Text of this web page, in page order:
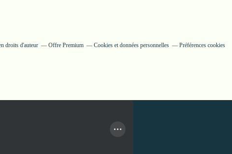
droits d'auteur Offre Premium Cookies et données personnelles Préférences cookies